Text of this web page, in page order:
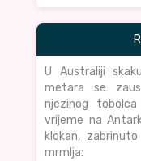
U Australiji
metara se
njezinog
vrijeme na
klokan,
mrmlja: